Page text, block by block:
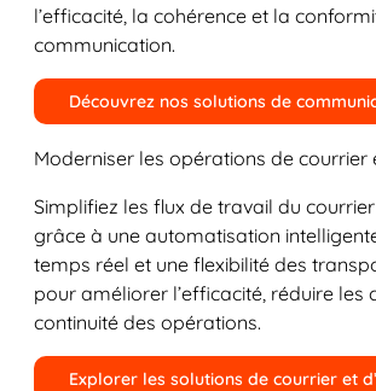
l’efficacité, la cohérence et la
communication.
Découvrez nos solutions de
Moderniser les opérations de courrier
Simplifiez les flux de travail du
grâce à une automatisation
temps réel et une flexibilité des
pour améliorer l’efficacité, réduire les
continuité des opérations.
Explorer les solutions de courrier et